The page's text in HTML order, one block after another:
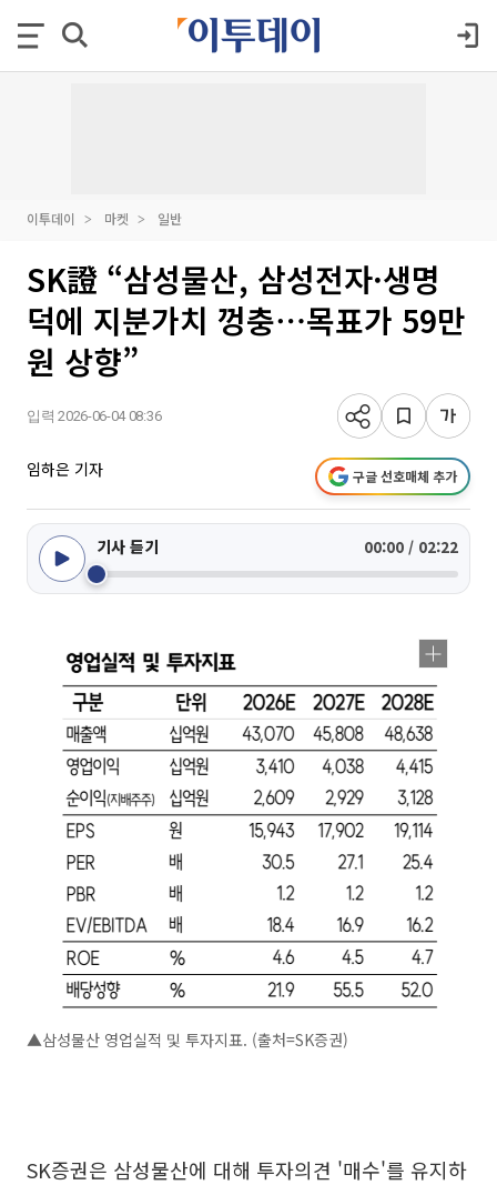
이투데이 마켓 일반
SK證 “삼성물산, 삼성전자·생명
덕에 지분가치 껑충⋯목표가 59만
원 상향”
입력 2026-06-04 08:36
임하은 기자 구글 선호매체 추가
기사 듣기 00:00 / 02:22
▲삼성물산 영업실적 및 투자지표. (출처=SK증권)
SK증권은 삼성물산에 대해 투자의견 '매수'를 유지하